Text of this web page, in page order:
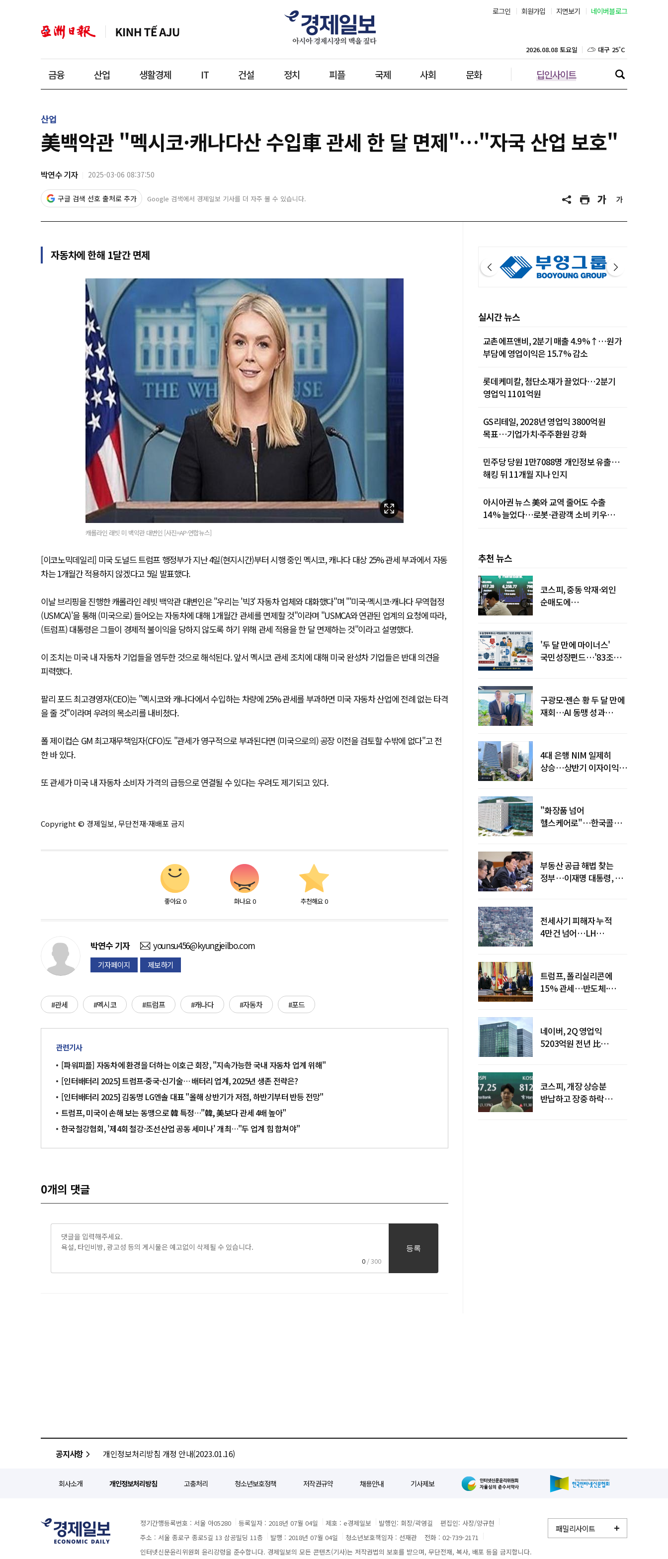
로그인 회원가입 지면보기 네이버블로그
금융 산업 생활경제 IT 건설 정치 피플 국제 사회 문화 딥인사이트
2026.08.08 토요일 대구 25˚C
인천 29˚C
울산 25˚C
제주 28˚C
산업
美백악관 "멕시코·캐나다산 수입車 관세 한 달 면제"…"자국 산업 보호"
박연수 기자 2025-03-06 08:37:50
구글 검색 선호 출처로 추가 Google 검색에서 경제일보 기사를 더 자주 볼 수 있습니다.
자동차에 한해 1달간 면제
캐롤라인 래빗 미 백악관 대변인 [사진=AP·연합뉴스]
[이코노믹데일리] 미국 도널드 트럼프 행정부가 지난 4일(현지시간)부터 시행 중인 멕시코, 캐나다 대상 25% 관세 부과에서 자동
차는 1개월간 적용하지 않겠다고 5일 발표했다.
이날 브리핑을 진행한 캐롤라인 레빗 백악관 대변인은 "우리는 '빅3' 자동차 업체와 대화했다"며 "'미국·멕시코·캐나다 무역협정
(USMCA)'을 통해 (미국으로) 들어오는 자동차에 대해 1개월간 관세를 면제할 것"이라며 "USMCA와 연관된 업계의 요청에 따라,
(트럼프) 대통령은 그들이 경제적 불이익을 당하지 않도록 하기 위해 관세 적용을 한 달 면제하는 것"이라고 설명했다.
이 조치는 미국 내 자동차 기업들을 염두한 것으로 해석된다. 앞서 멕시코 관세 조치에 대해 미국 완성차 기업들은 반대 의견을
피력했다.
팔리 포드 최고경영자(CEO)는 "멕시코와 캐나다에서 수입하는 차량에 25% 관세를 부과하면 미국 자동차 산업에 전례 없는 타격
을 줄 것"이라며 우려의 목소리를 내비쳤다.
폴 제이컵슨 GM 최고재무책임자(CFO)도 "관세가 영구적으로 부과된다면 (미국으로의) 공장 이전을 검토할 수밖에 없다"고 전
한 바 있다.
또 관세가 미국 내 자동차 소비자 가격의 급등으로 연결될 수 있다는 우려도 제기되고 있다.
Copyright © 경제일보, 무단전재·재배포 금지
좋아요 0 화나요 0 추천해요 0
박연수 기자 younsu456@kyungjeilbo.com
기자페이지 제보하기
#관세 #멕시코 #트럼프 #캐나다 #자동차 #포드
관련기사
[파워피플] 자동차에 환경을 더하는 이호근 회장, "지속가능한 국내 자동차 업계 위해"
[인터배터리 2025] 트럼프·중국·신기술… 배터리 업계, 2025년 생존 전략은?
[인터배터리 2025] 김동명 LG엔솔 대표 "올해 상반기가 저점, 하반기부터 반등 전망"
트럼프, 미국이 손해 보는 동맹으로 韓 특정…"韓, 美보다 관세 4배 높아"
한국철강협회, '제4회 철강-조선산업 공동 세미나' 개최…"두 업계 힘 합쳐야"
0개의 댓글
0 / 300
등록
실시간 뉴스
교촌에프앤비, 2분기 매출 4.9%↑…원가
부담에 영업이익은 15.7% 감소
롯데케미칼, 첨단소재가 끌었다…2분기
영업익 1101억원
GS리테일, 2028년 영업익 3800억원
목표…기업가치·주주환원 강화
민주당 당원 1만7088명 개인정보 유출…
해킹 뒤 11개월 지나 인지
아시아권 뉴스 美와 교역 줄어도 수출
14% 늘었다…로봇·관광객 소비 키우는
추천 뉴스
코스피, 중동 악재·외인
순매도에
'두 달 만에 마이너스'
국민성장펀드…'83조
구광모·젠슨 황 두 달 만에
재회…AI 동맹 성과
4대 은행 NIM 일제히
상승…상반기 이자이익
"화장품 넘어
헬스케어로"…한국콜마,
부동산 공급 해법 찾는
정부…이재명 대통령, 2차
전세사기 피해자 누적
4만건 넘어…LH
트럼프, 폴리실리콘에
15% 관세…반도체·
네이버, 2Q 영업익
5203억원 전년 比
코스피, 개장 상승분
반납하고 장중 하락
공지사항 개인정보처리방침 개정 안내(2023.01.16)
회사소개 개인정보처리방침 고충처리 청소년보호정책 저작권규약 채용안내 기사제보
정기간행등록번호 : 서울 아05280 등록일자 : 2018년 07월 04일 제호 : e경제일보 발행인: 회장/곽영길
편집인: 사장/양규현
주소 : 서울 종로구 종로5길 13 삼공빌딩 11층
발행 : 2018년 07월 04일 청소년보호책임자 : 선재관
전화 : 02-739-2171
인터넷신문윤리위원회 윤리강령을 준수합니다. 경제일보의 모든 콘텐츠(기사)는 저작권법의 보호를 받으며, 무단전재, 복사, 배포 등을 금지합니다.
패밀리사이트